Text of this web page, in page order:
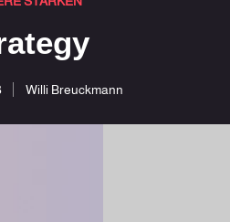
Willi Breuckmann